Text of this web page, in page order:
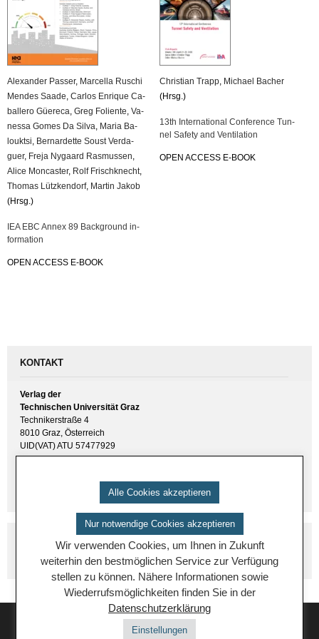
Alex­an­der Pas­ser, Mar­cel­la Ru­schi
Men­des Saade, Car­los En­ri­que Ca­
bal­le­ro Güe­re­ca, Greg Fo­li­en­te, Va­
nes­sa Gomes Da Silva, Maria Ba­
loukt­si, Ber­nar­det­te Soust Ver­da­
guer, Freja Ny­gaard Ras­mus­sen,
Alice Mon­cas­ter, Rolf Frisch­knecht,
Tho­mas Lütz­ken­dorf, Mar­tin Jakob
(Hrsg.)
IEA EBC Annex 89 Back­ground in­
for­ma­ti­on
OPEN AC­CESS E-BOOK
Chris­ti­an Trapp, Mi­cha­el Ba­cher
(Hrsg.)
13th In­ter­na­tio­nal Con­fe­rence Tun­
nel Safe­ty and Ven­ti­la­ti­on
OPEN AC­CESS E-BOOK
KONTAKT
Verlag der
Technischen Universität Graz
Technikerstraße 4
8010 Graz, Österreich
UID(VAT) ATU 57477929
Alle Cookies akzeptieren
Nur notwendige Cookies akzeptieren
Wir verwenden Cookies, um Ihnen in Zukunft
weiterhin den bestmöglichen Service zur Verfügung
stellen zu können. Nähere Informationen sowie
Wiederrufsmöglichkeiten finden Sie in der
Datenschutzerklärung
Einstellungen